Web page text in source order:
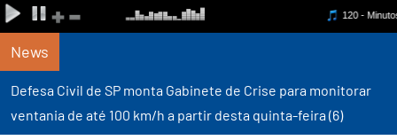
News
Defesa Civil de SP monta Gabinete de Crise para monitorar
ventania de até 100 km/h a partir desta quinta-feira (6)